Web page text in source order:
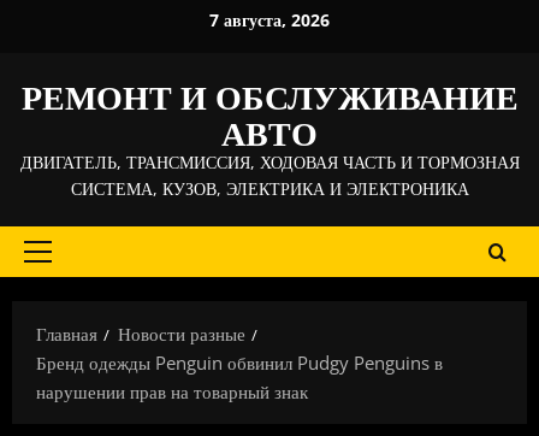
7 августа, 2026
РЕМОНТ И ОБСЛУЖИВАНИЕ
АВТО
ДВИГАТЕЛЬ, ТРАНСМИССИЯ, ХОДОВАЯ ЧАСТЬ И ТОРМОЗНАЯ
СИСТЕМА, КУЗОВ, ЭЛЕКТРИКА И ЭЛЕКТРОНИКА
Основное
Главная
Новости разные
Бренд одежды Penguin обвинил Pudgy Penguins в
нарушении прав на товарный знак